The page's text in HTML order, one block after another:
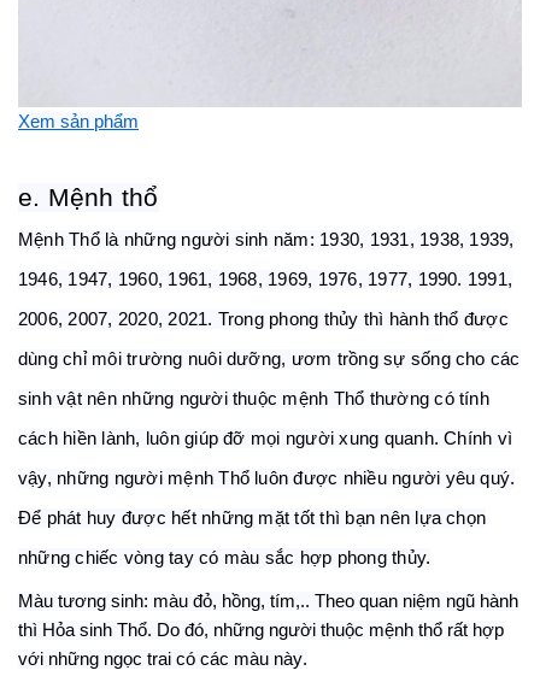
Xem sản phẩm
e. Mệnh thổ
Mệnh Thổ là những người sinh năm: 1930, 1931, 1938, 1939,
1946, 1947, 1960, 1961, 1968, 1969, 1976, 1977, 1990. 1991,
2006, 2007, 2020, 2021. Trong phong thủy thì hành thổ được
dùng chỉ môi trường nuôi dưỡng, ươm trồng sự sống cho các
sinh vật nên những người thuộc mệnh Thổ thường có tính
cách hiền lành, luôn giúp đỡ mọi người xung quanh. Chính vì
vậy, những người mệnh Thổ luôn được nhiều người yêu quý.
Để phát huy được hết những mặt tốt thì bạn nên lựa chọn
những chiếc vòng tay có màu sắc hợp phong thủy.
Màu tương sinh: màu đỏ, hồng, tím,.. Theo quan niệm ngũ hành
thì Hỏa sinh Thổ. Do đó, những người thuộc mệnh thổ rất hợp
với những ngọc trai có các màu này.